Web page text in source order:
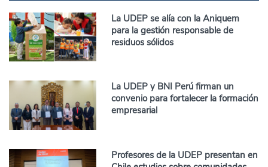
La UDEP se alía con la Aniquem
para la gestión responsable de
residuos sólidos
La UDEP y BNI Perú firman un
convenio para fortalecer la formación
empresarial
Profesores de la UDEP presentan en